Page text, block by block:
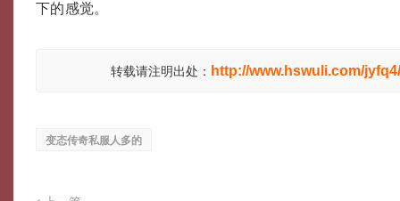
下的感觉。
转载请注明出处： http://www.hswuli.com/
变态传奇私服人多的